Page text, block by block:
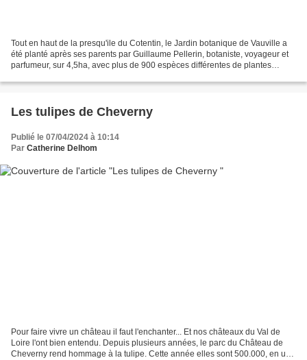
Tout en haut de la presqu'ile du Cotentin, le Jardin botanique de Vauville a
été planté après ses parents par Guillaume Pellerin, botaniste, voyageur et
parfumeur, sur 4,5ha, avec plus de 900 espèces différentes de plantes
Les tulipes de Cheverny
Publié le 07/04/2024 à 10:14
Par Catherine Delhom
Pour faire vivre un château il faut l'enchanter... Et nos châteaux du Val de
Loire l'ont bien entendu. Depuis plusieurs années, le parc du Château de
Cheverny rend hommage à la tulipe. Cette année elles sont 500.000, en un